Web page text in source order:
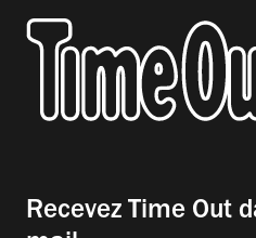
Recevez Time Out